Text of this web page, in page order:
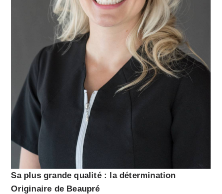
Sa plus grande qualité : la détermination
Originaire de Beaupré